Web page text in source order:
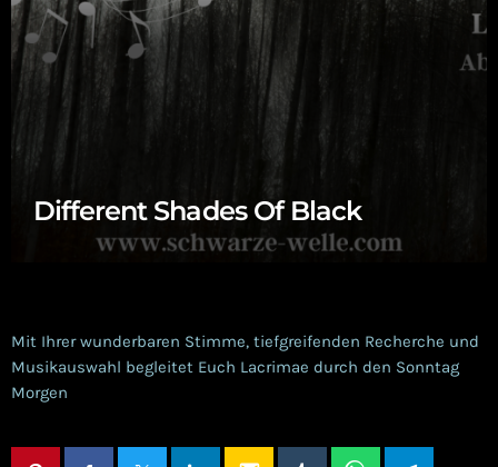
Different Shades Of Black
Mit Ihrer wunderbaren Stimme, tiefgreifenden Recherche und
Musikauswahl begleitet Euch Lacrimae durch den Sonntag
Morgen